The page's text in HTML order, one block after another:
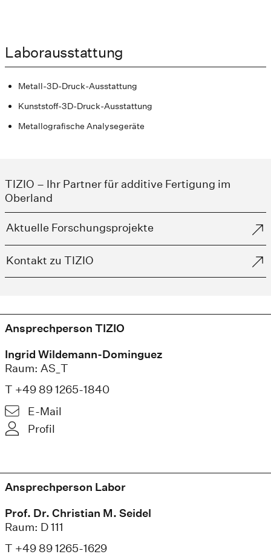
Laborausstattung
Metall-3D-Druck-Ausstattung
Kunststoff-3D-Druck-Ausstattung
Metallografische Analysegeräte
TIZIO – Ihr Partner für additive Fertigung im
Oberland
Aktuelle Forschungsprojekte
Kontakt zu TIZIO
Ansprechperson TIZIO
Ingrid Wildemann-Dominguez
Raum: AS_T
T +49 89 1265-1840
E-Mail
Profil
Ansprechperson Labor
Prof. Dr. Christian M. Seidel
Raum: D 111
T +49 89 1265-1629